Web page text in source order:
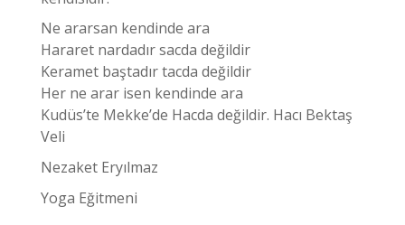
Ne ararsan kendinde ara
Hararet nardadır sacda değildir
Keramet baştadır tacda değildir
Her ne arar isen kendinde ara
Kudüs’te Mekke’de Hacda değildir. Hacı Bektaş
Veli
Nezaket Eryılmaz
Yoga Eğitmeni